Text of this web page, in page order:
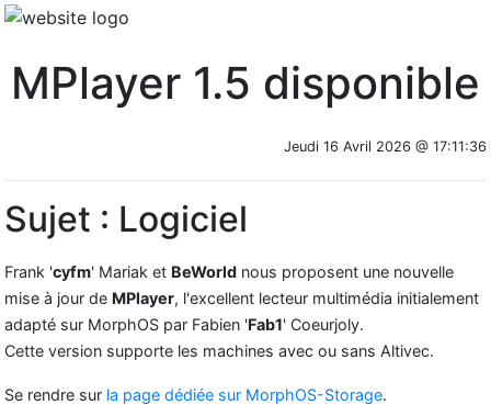
MPlayer 1.5 disponible
Jeudi 16 Avril 2026 @ 17:11:36
Sujet : Logiciel
Frank 'cyfm' Mariak et BeWorld nous proposent une nouvelle
mise à jour de MPlayer, l'excellent lecteur multimédia initialement
adapté sur MorphOS par Fabien 'Fab1' Coeurjoly.
Cette version supporte les machines avec ou sans Altivec.
Se rendre sur la page dédiée sur MorphOS-Storage.